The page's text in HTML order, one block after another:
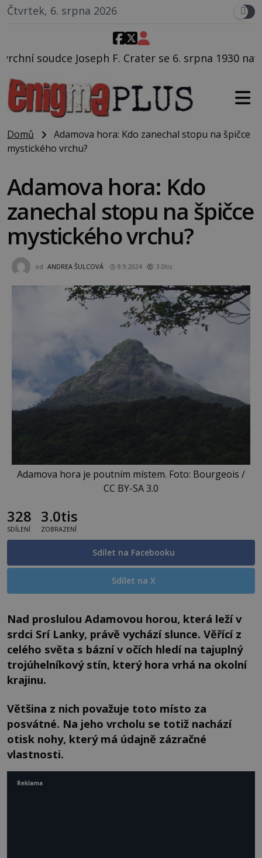
Čtvrtek, 6. srpna 2026
Crater se 6. srpna 1930 navečeří ve své
Domů
Adamova hora: Kdo zanechal stopu na špičce
mystického vrchu?
Adamova hora: Kdo
zanechal stopu na špičce
mystického vrchu?
od ANDREA ŠULCOVÁ 8.9.2024 3.0tis
Adamova hora je poutním místem. Foto: Bourgeois /
CC BY-SA 3.0
328
SDÍLENÍ
3.0tis
ZOBRAZENÍ
Sdílet na Facebooku
Sdílet na X
Nad proslulou Adamovou horou, která leží v
srdci Srí Lanky, právě vychází slunce. Věřící z
celého světa s bázní v očích hledí na tajuplný
trojúhelníkový stín, který hora vrhá na okolní
krajinu.
Většina z nich považuje toto místo za
posvátné. Na jeho vrcholu se totiž nachází
otisk nohy, který má údajně zázračné
vlastnosti.
Reklama